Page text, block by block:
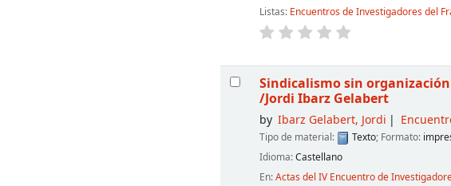
Listas: Encuentros de Investigadores del
Sindicalismo sin
/Jordi Ibarz Gelabert
by Ibarz Gelabert, Jordi
Tipo de material: Texto; Formato:
Idioma:Castellano
En:Actas del IV Encuentro de